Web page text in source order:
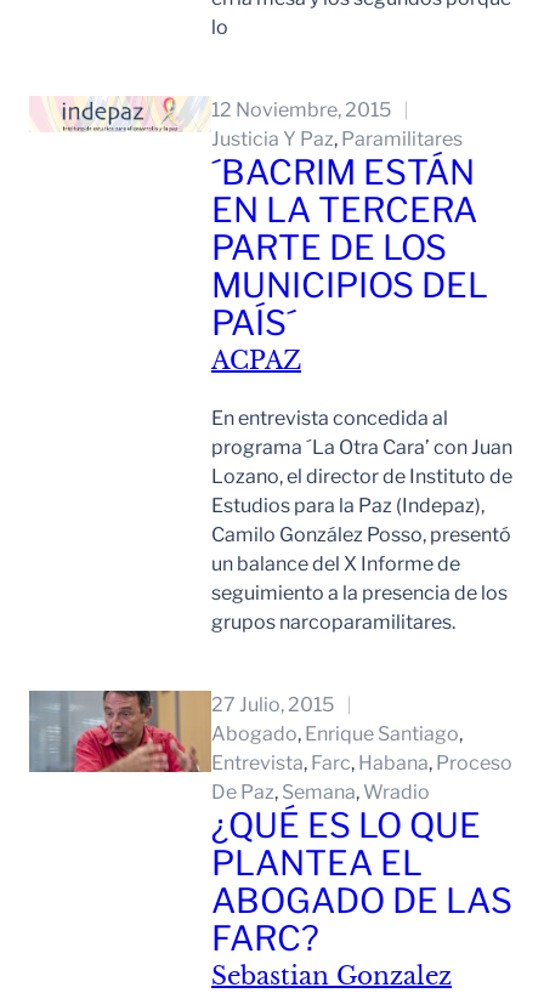
lo
12 Noviembre, 2015
Justicia Y Paz, Paramilitares
´BACRIM ESTÁN
EN LA TERCERA
PARTE DE LOS
MUNICIPIOS DEL
PAÍS´
ACPAZ
En entrevista concedida al
programa ´La Otra Cara’ con Juan
Lozano, el director de Instituto de
Estudios para la Paz (Indepaz),
Camilo González Posso, presentó
un balance del X Informe de
seguimiento a la presencia de los
grupos narcoparamilitares.
27 Julio, 2015
Abogado, Enrique Santiago
Entrevista, Farc, Habana, Proceso
De Paz, Semana, Wradio
¿QUÉ ES LO QUE
PLANTEA EL
ABOGADO DE LAS
FARC?
Sebastian Gonzalez